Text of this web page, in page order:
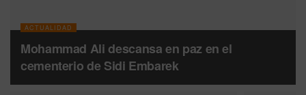
ACTUALIDAD
Mohammad Ali descansa en paz en el
cementerio de Sidi Embarek